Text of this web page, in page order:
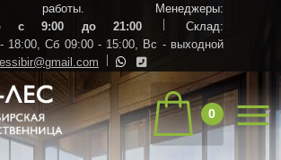
работы. Менеджеры:
с 9:00 до 21:00
Склад:
18:00, Сб 09:00 - 15:00, Вс - выходной
0